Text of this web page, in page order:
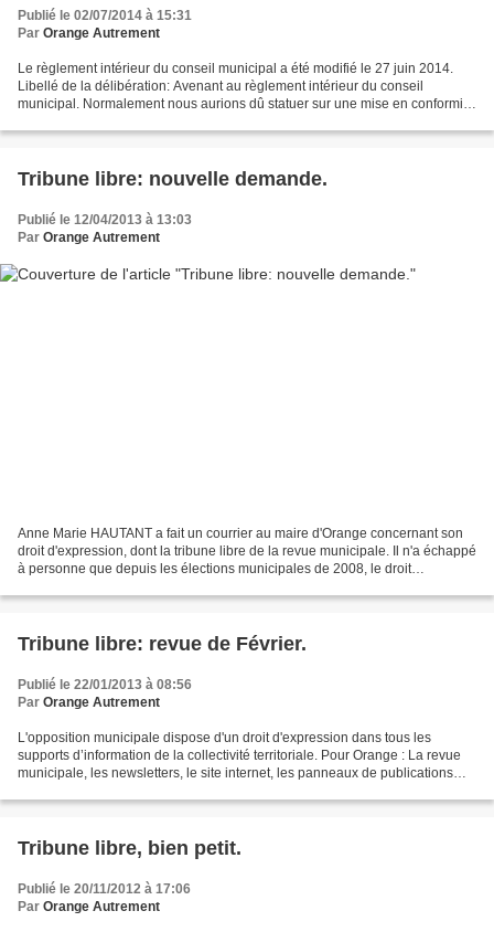
Publié le 02/07/2014 à 15:31
Par Orange Autrement
Le règlement intérieur du conseil municipal a été modifié le 27 juin 2014.
Libellé de la délibération: Avenant au règlement intérieur du conseil
municipal. Normalement nous aurions dû statuer sur une mise en conformité
Tribune libre: nouvelle demande.
Publié le 12/04/2013 à 13:03
Par Orange Autrement
Anne Marie HAUTANT a fait un courrier au maire d'Orange concernant son
droit d'expression, dont la tribune libre de la revue municipale. Il n'a échappé
à personne que depuis les élections municipales de 2008, le droit
Tribune libre: revue de Février.
Publié le 22/01/2013 à 08:56
Par Orange Autrement
L'opposition municipale dispose d'un droit d'expression dans tous les
supports d’information de la collectivité territoriale. Pour Orange : La revue
municipale, les newsletters, le site internet, les panneaux de publications
Tribune libre, bien petit.
Publié le 20/11/2012 à 17:06
Par Orange Autrement